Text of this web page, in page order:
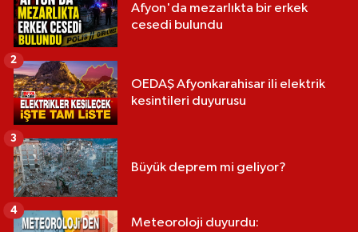
Afyon'da mezarlıkta bir erkek
cesedi bulundu
OEDAŞ Afyonkarahisar ili elektrik
kesintileri duyurusu
2
Büyük deprem mi geliyor?
3
Meteoroloji duyurdu:
4